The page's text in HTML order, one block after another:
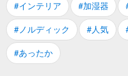
#インテリア #加湿器
#ノルディック #人気
#あったか